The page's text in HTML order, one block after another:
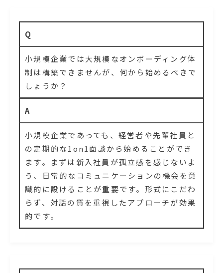
Q
小規模企業では大規模なオンボーディング体
制は構築できませんが、何から始めるべきで
しょうか？
A
小規模企業であっても、経営者や先輩社員と
の定期的な1on1面談から始めることができ
ます。まずは新入社員が孤立感を感じないよ
う、日常的なコミュニケーションの機会を意
識的に設けることが重要です。形式にこだわ
らず、対話の質を重視したアプローチが効果
的です。